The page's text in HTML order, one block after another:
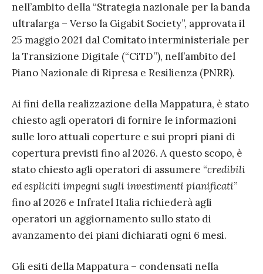
nell’ambito della “Strategia nazionale per la banda
ultralarga – Verso la Gigabit Society”, approvata il
25 maggio 2021 dal Comitato interministeriale per
la Transizione Digitale (“CiTD”), nell’ambito del
Piano Nazionale di Ripresa e Resilienza (PNRR).
Ai fini della realizzazione della Mappatura, è stato
chiesto agli operatori di fornire le informazioni
sulle loro attuali coperture e sui propri piani di
copertura previsti fino al 2026. A questo scopo, è
stato chiesto agli operatori di assumere “credibili
ed espliciti impegni sugli investimenti pianificati”
fino al 2026 e Infratel Italia richiederà agli
operatori un aggiornamento sullo stato di
avanzamento dei piani dichiarati ogni 6 mesi.
Gli esiti della Mappatura – condensati nella